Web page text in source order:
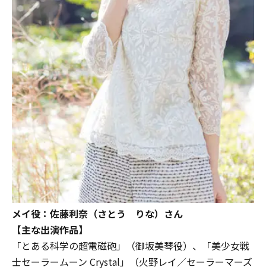
メイ役：佐藤利奈（さとう りな）さん
【主な出演作品】
「とある科学の超電磁砲」（御坂美琴役）、「美少女戦
士セーラームーン Crystal」（火野レイ／セーラーマーズ